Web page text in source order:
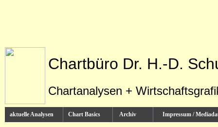
Chartbüro Dr. H.-D.
Chartanalysen +
aktuelle Analysen Chart Basics Archiv Impressum /